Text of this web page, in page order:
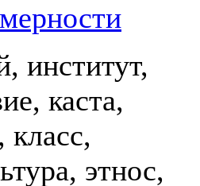
институт,
каста,
класс,
этнос,